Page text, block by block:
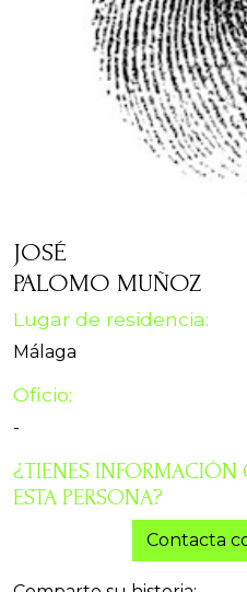
JOSÉ
PALOMO MUÑOZ
Lugar de residencia:
Málaga
Oficio:
-
¿TIENES INFORMACIÓN
ESTA PERSONA?
Contacta